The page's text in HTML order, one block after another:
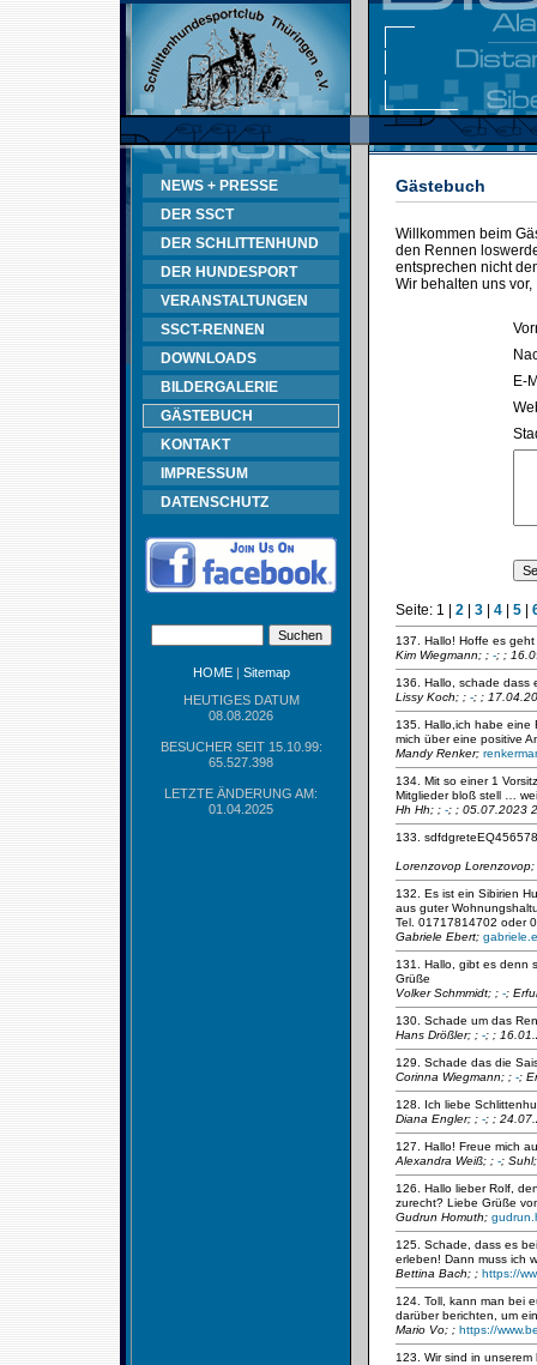
NEWS + PRESSE
DER SSCT
DER SCHLITTENHUND
DER HUNDESPORT
VERANSTALTUNGEN
SSCT-RENNEN
DOWNLOADS
BILDERGALERIE
GÄSTEBUCH
KONTAKT
IMPRESSUM
DATENSCHUTZ
HOME| Sitemap
HEUTIGES DATUM
08.08.2026
BESUCHER SEIT 15.10.99:
65.527.398
LETZTE ÄNDERUNG AM:
01.04.2025
Gästebuch
Willkommen beim
den Rennen
entsprechen nicht
Wir behalten uns
E-
Seite: 1 2 3 4 5
137. Hallo! Hoffe es
Kim Wiegmann; ; -; ;
136. Hallo, schade dass
Lissy Koch; ; -; ;
135. Hallo,ich habe eine
mich über eine positive
Mandy Renker;
134. Mit so einer 1
Mitglieder bloß stell …
Hh Hh; ; -; ; 05.07.2023
133.
Lorenzovop Lorenzovop;
132. Es ist ein Sibirien
aus guter
Tel. 01717814702 oder
Gabriele Ebert;
131. Hallo, gibt es denn
Grüße
Volker Schmmidt; ; -;
130. Schade um das
Hans Drößler; ; -; ;
129. Schade das die
Corinna Wiegmann; ; -;
128. Ich liebe
Diana Engler; ; -; ;
127. Hallo! Freue mich
Alexandra Weiß; ; -;
126. Hallo lieber Rolf,
zurecht? Liebe Grüße
Gudrun Homuth;
125. Schade, dass es
erleben! Dann muss ich
Bettina Bach; ; https://
124. Toll, kann man bei
darüber berichten, um
Mario Vo; ; https://
123. Wir sind in